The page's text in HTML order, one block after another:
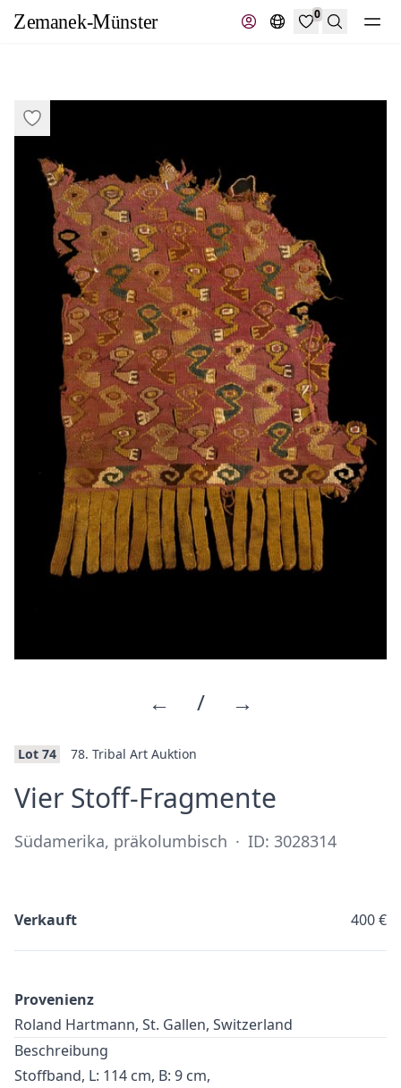
0
Suche
← / →
Lot 74 78. Tribal Art Auktion
Vier Stoff-Fragmente
Südamerika, präkolumbisch · ID: 3028314
Verkauft 400 €
Provenienz
Roland Hartmann, St. Gallen, Switzerland
Beschreibung
Stoffband, L: 114 cm, B: 9 cm,